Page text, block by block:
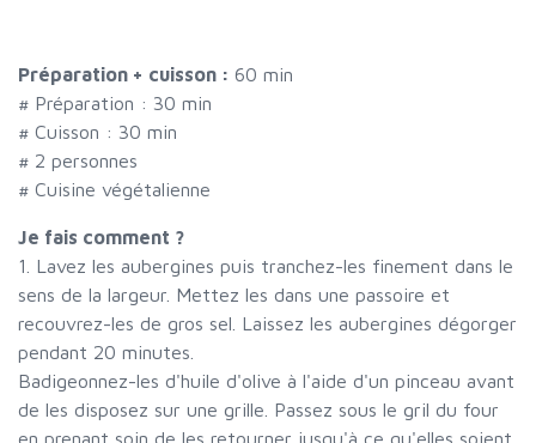
Préparation + cuisson : 60 min
# Préparation : 30 min
# Cuisson : 30 min
# 2 personnes
# Cuisine végétalienne
Je fais comment ?
1. Lavez les aubergines puis tranchez-les finement dans le
sens de la largeur. Mettez les dans une passoire et
recouvrez-les de gros sel. Laissez les aubergines dégorger
pendant 20 minutes.
Badigeonnez-les d'huile d'olive à l'aide d'un pinceau avant
de les disposez sur une grille. Passez sous le gril du four
en prenant soin de les retourner jusqu'à ce qu'elles soient